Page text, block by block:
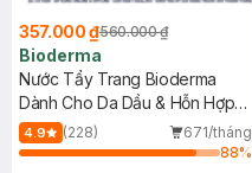
357.000 ₫560.000 ₫
Bioderma
Nước Tẩy Trang Bioderma
Dành Cho Da Dầu & Hỗn Hợp
500ml
4.9 (228)
671/tháng
88%